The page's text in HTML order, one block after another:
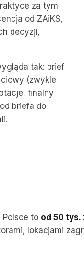
za tym
od ZAiKS,
decyzji,
tak: brief
(zwykle
finalny
briefa do
Polsce to od 50 tys.
lokacjami